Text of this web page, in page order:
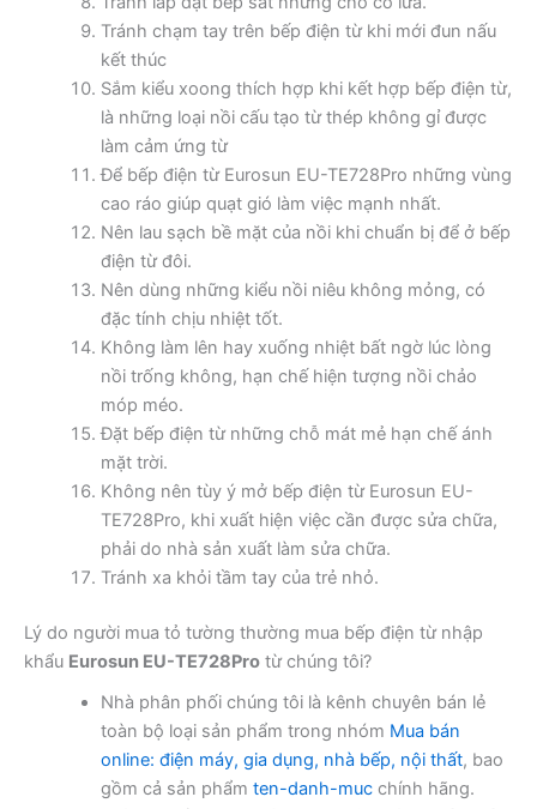
Tránh chạm tay trên bếp điện từ khi mới đun nấu
kết thúc
Sắm kiểu xoong thích hợp khi kết hợp bếp điện từ,
là những loại nồi cấu tạo từ thép không gỉ được
làm cảm ứng từ
Để bếp điện từ Eurosun EU-TE728Pro những vùng
cao ráo giúp quạt gió làm việc mạnh nhất.
Nên lau sạch bề mặt của nồi khi chuẩn bị để ở bếp
điện từ đôi.
Nên dùng những kiểu nồi niêu không mỏng, có
đặc tính chịu nhiệt tốt.
Không làm lên hay xuống nhiệt bất ngờ lúc lòng
nồi trống không, hạn chế hiện tượng nồi chảo
móp méo.
Đặt bếp điện từ những chỗ mát mẻ hạn chế ánh
mặt trời.
Không nên tùy ý mở bếp điện từ Eurosun EU-
TE728Pro, khi xuất hiện việc cần được sửa chữa,
phải do nhà sản xuất làm sửa chữa.
Tránh xa khỏi tầm tay của trẻ nhỏ.
Lý do người mua tỏ tường thường mua bếp điện từ nhập
khẩu Eurosun EU-TE728Pro từ chúng tôi?
Nhà phân phối chúng tôi là kênh chuyên bán lẻ
toàn bộ loại sản phẩm trong nhóm Mua bán
online: điện máy, gia dụng, nhà bếp, nội thất, bao
gồm cả sản phẩm ten-danh-mucchính hãng.